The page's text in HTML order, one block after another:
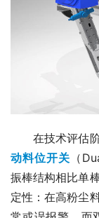
在技术评估阶
动料位开关 （
振棒结构相比单
定性：在高粉尘